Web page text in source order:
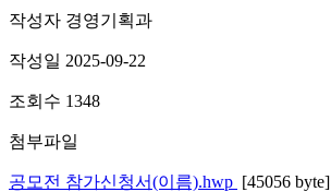
작성자 경영기획과
작성일 2025-09-22
조회수 1348
첨부파일
공모전 참가신청서(이름).hwp [45056 byte]